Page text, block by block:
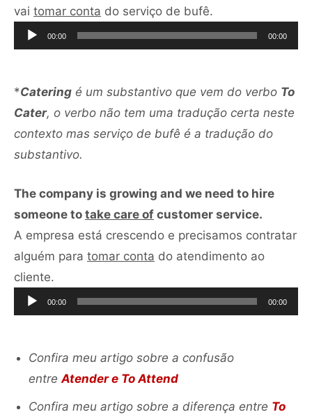
vai tomar conta do serviço de bufê.
de
áudio
00:00 00:00
*Catering é um substantivo que vem do verbo To
Cater, o verbo não tem uma tradução certa neste
contexto mas serviço de bufê é a tradução do
substantivo.
The company is growing and we need to hire
someone to take care of customer service.
A empresa está crescendo e precisamos contratar
alguém para tomar conta do atendimento ao
cliente.
de
áudio
00:00 00:00
Confira meu artigo sobre a confusão
entre Atender e To Attend
Confira meu artigo sobre a diferença entre To